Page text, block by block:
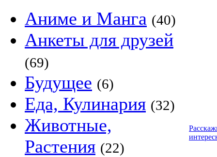
Аниме и Манга (40)
Анкеты для друзей
(69)
Будущее (6)
Еда, Кулинария (32)
Животные,
Растения (22)